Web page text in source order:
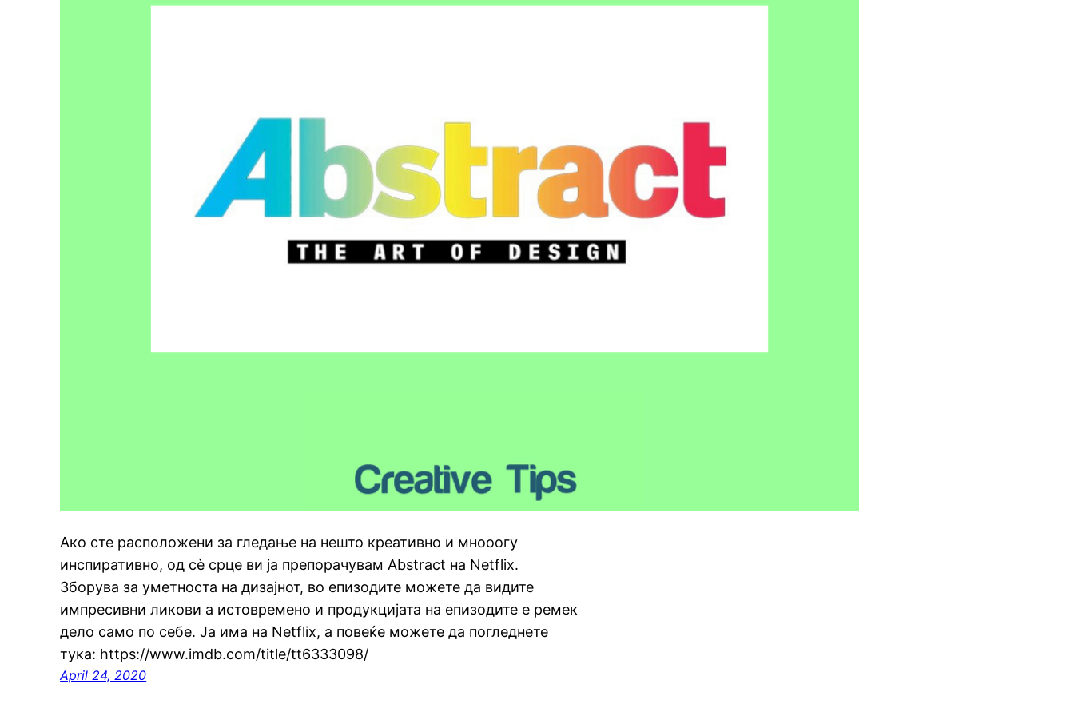
Ако сте расположени за гледање на нешто креативно и мнооогу
инспиративно, од сѐ срце ви ја препорачувам Abstract на Netflix.
Зборува за уметноста на дизајнот, во епизодите можете да видите
импресивни ликови а истовремено и продукцијата на епизодите е ремек
дело само по себе. Ја има на Netflix, а повеќе можете да погледнете
тука: https://www.imdb.com/title/tt6333098/
April 24, 2020